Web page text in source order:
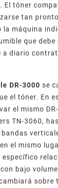
El tóner
tan
la máquina
que debe
a diario
DR-3000 se
el tóner. En
el mismo
TN-3060,
el mismo
bajo
sobre